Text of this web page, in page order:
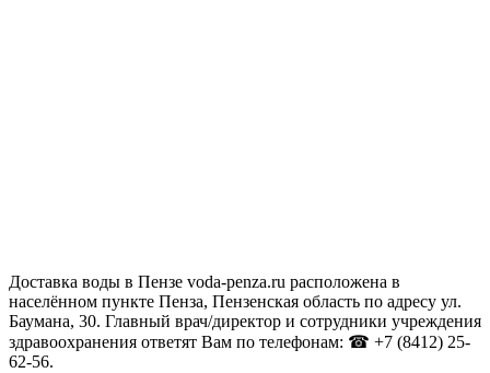
Доставка воды в Пензе voda-penza.ru расположена в
населённом пункте Пенза, Пензенская область по адресу ул.
Баумана, 30. Главный врач/директор и сотрудники учреждения
здравоохранения ответят Вам по телефонам: ☎ +7 (8412) 25-
62-56.